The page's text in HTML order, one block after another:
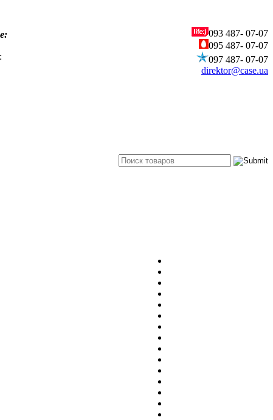
093 487- 07-07
095 487- 07-07
097 487- 07-07
direktor@case.ua